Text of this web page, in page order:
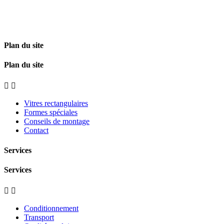
Plan du site
Plan du site
 
Vitres rectangulaires
Formes spéciales
Conseils de montage
Contact
Services
Services
 
Conditionnement
Transport